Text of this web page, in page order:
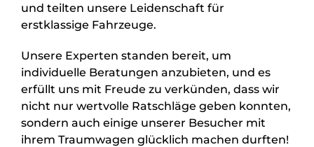
Angebote
Informationen
Unternehmen
und teilten unsere Leidenschaft für
erstklassige Fahrzeuge.
Unsere Experten standen bereit, um
individuelle Beratungen anzubieten, und es
erfüllt uns mit Freude zu verkünden, dass wir
nicht nur wertvolle Ratschläge geben konnten,
sondern auch einige unserer Besucher mit
ihrem Traumwagen glücklich machen durften!